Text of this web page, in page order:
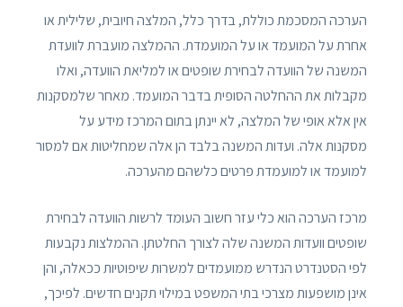
הערכה המסכמת כוללת, בדרך כלל, המלצה חיובית, שלילית או
אחרת על המועמד או על המועמדת. ההמלצה מועברת לוועדת
המשנה של הוועדה לבחירת שופטים או למליאת הוועדה, ואלו
מקבלות את ההחלטה הסופית בדבר המועמד. מאחר שלמסקנות
אין אלא אופי של המלצה, לא יינתן בתום המרכז מידע על
מסקנות אלה. ועדות המשנה בלבד הן אלה שמחליטות אם למסור
למועמד או למועמדת פרטים כלשהם מהערכה.
מרכז הערכה הוא כלי עזר חשוב העומד לרשות הוועדה לבחירת
שופטים וועדות המשנה שלה לצורך החלטתן. ההמלצות נקבעות
לפי הסטנדרט הנדרש ממועמדים למשרות שיפוטיות ככאלה, והן
אינן מושפעות מצרכי בתי המשפט במילוי תקנים חדשים. לפיכך,